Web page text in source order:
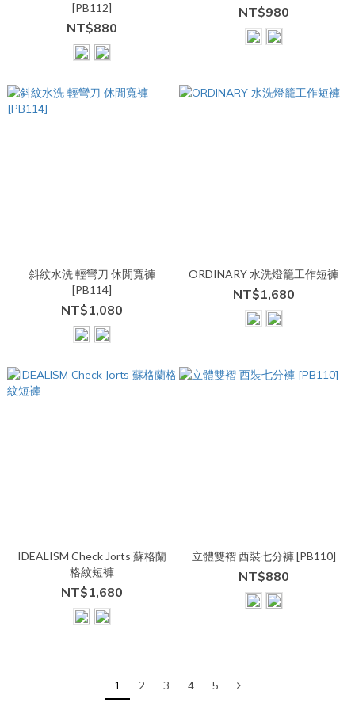
[PB112]
NT$880
NT$980
斜紋水洗 輕彎刀 休閒寬褲
[PB114]
NT$1,080
ORDINARY 水洗燈籠工作短褲
NT$1,680
IDEALISM Check Jorts 蘇格蘭
格紋短褲
NT$1,680
立體雙褶 西裝七分褲 [PB110]
NT$880
1 2 3 4 5